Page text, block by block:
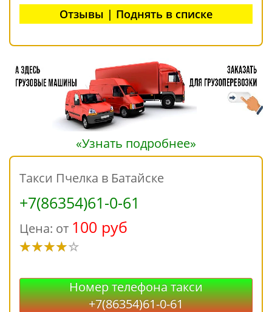
Отзывы | Поднять в списке
«Узнать подробнее»
Такси Пчелка в Батайске
+7(86354)61-0-61
Цена: от 100 руб
Номер телефона такси
+7(86354)61-0-61